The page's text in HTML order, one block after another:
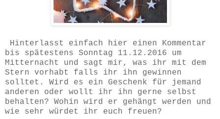
Hinterlasst einfach hier einen Kommentar
bis spätestens Sonntag 11.12.2016 um
Mitternacht und sagt mir, was ihr mit dem
Stern vorhabt falls ihr ihn gewinnen
solltet. Wird es ein Geschenk für jemand
anderen oder wollt ihr ihn gerne selbst
behalten? Wohin wird er gehängt werden und
wie sehr würdet ihr euch freuen?